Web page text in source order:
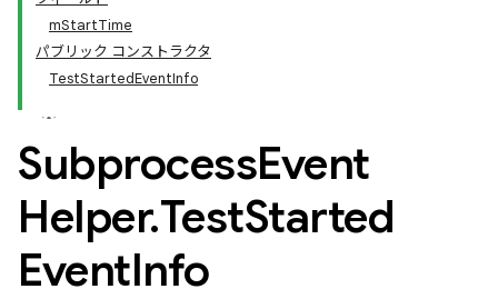
mStartTime
パブリック コンストラクタ
TestStartedEventInfo
SubprocessEvent
Helper.TestStarted
EventInfo